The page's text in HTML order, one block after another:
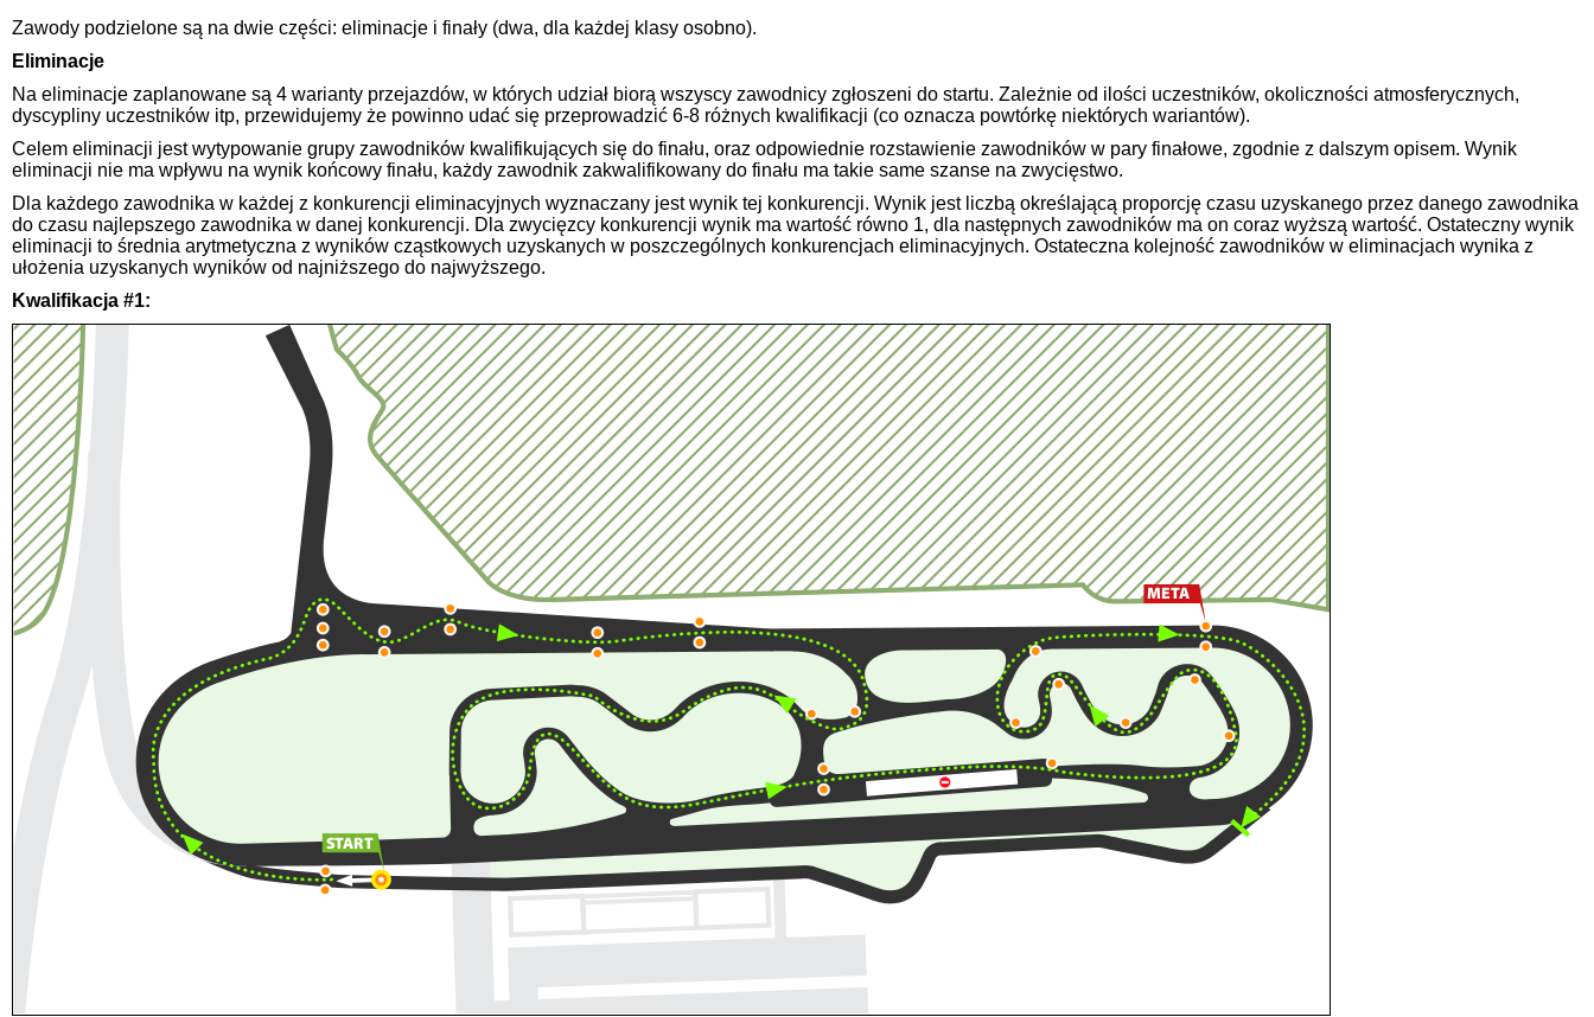
Zawody podzielone są na dwie części: eliminacje i finały (dwa, dla każdej klasy osobno).
Eliminacje
Na eliminacje zaplanowane są 4 warianty przejazdów, w których udział biorą wszyscy zawodnicy zgłoszeni do startu. Zależnie od ilości uczestników, okoliczności atmosferycznych,
dyscypliny uczestników itp, przewidujemy że powinno udać się przeprowadzić 6-8 różnych kwalifikacji (co oznacza powtórkę niektórych wariantów).
Celem eliminacji jest wytypowanie grupy zawodników kwalifikujących się do finału, oraz odpowiednie rozstawienie zawodników w pary finałowe, zgodnie z dalszym opisem. Wynik
eliminacji nie ma wpływu na wynik końcowy finału, każdy zawodnik zakwalifikowany do finału ma takie same szanse na zwycięstwo.
Dla każdego zawodnika w każdej z konkurencji eliminacyjnych wyznaczany jest wynik tej konkurencji. Wynik jest liczbą określającą proporcję czasu uzyskanego przez danego zawodnika
do czasu najlepszego zawodnika w danej konkurencji. Dla zwycięzcy konkurencji wynik ma wartość równo 1, dla następnych zawodników ma on coraz wyższą wartość. Ostateczny wynik
eliminacji to średnia arytmetyczna z wyników cząstkowych uzyskanych w poszczególnych konkurencjach eliminacyjnych. Ostateczna kolejność zawodników w eliminacjach wynika z
ułożenia uzyskanych wyników od najniższego do najwyższego.
Kwalifikacja #1: